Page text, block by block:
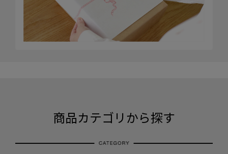
商品カテゴリから探す